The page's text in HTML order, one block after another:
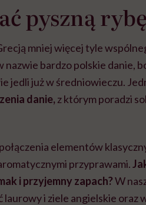
pyszną
mniej więcej tyle
bardzo polskie danie,
jedli już w średniowieczu.
danie, z którym poradzi
elementów
przyprawami.
i przyjemny zapach?W
laurowy i ziele angielskie oraz